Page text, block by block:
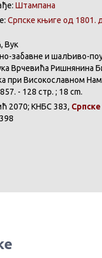
Штампана
Српске књиге од 1801.
, Вук
забавне и шалЬиво-
Врчевића Ришнянина
при Високославном
- 128 стр. ; 18 cm.
2070; КНБС 383, Српске